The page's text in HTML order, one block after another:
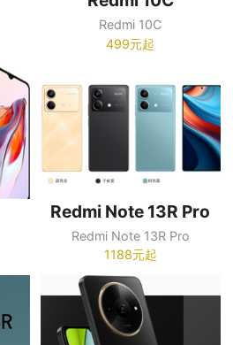
Redmi 10C
499元起
Redmi Note 13R Pro
Redmi Note 13R Pro
1188元起